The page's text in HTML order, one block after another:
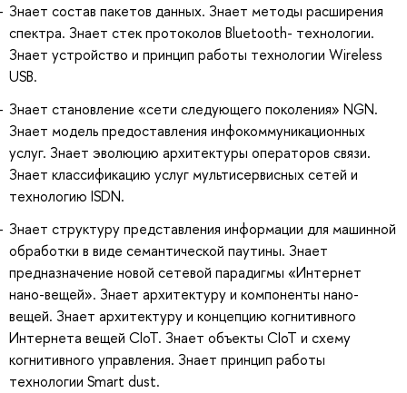
Знает состав пакетов данных. Знает методы расширения
спектра. Знает стек протоколов Bluetooth- технологии.
Знает устройство и принцип работы технологии Wireless
USB.
Знает становление «сети следующего поколения» NGN.
Знает модель предоставления инфокоммуникационных
услуг. Знает эволюцию архитектуры операторов связи.
Знает классификацию услуг мультисервисных сетей и
технологию ISDN.
Знает структуру представления информации для машинной
обработки в виде семантической паутины. Знает
предназначение новой сетевой парадигмы «Интернет
нано-вещей». Знает архитектуру и компоненты нано-
вещей. Знает архитектуру и концепцию когнитивного
Интернета вещей CIoT. Знает объекты CIoT и схему
когнитивного управления. Знает принцип работы
технологии Smart dust.